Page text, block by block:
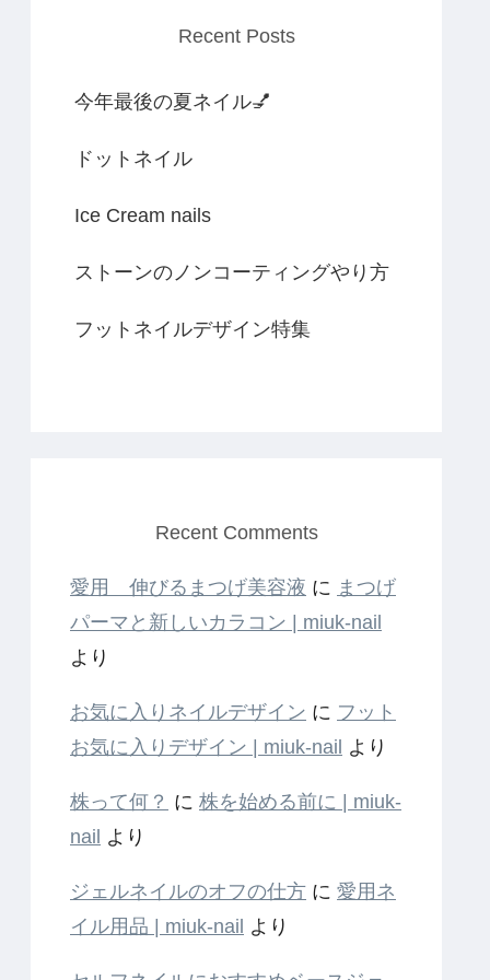
Recent Posts
今年最後の夏ネイル💅
ドットネイル
Ice Cream nails
ストーンのノンコーティングやり方
フットネイルデザイン特集
Recent Comments
愛用 伸びるまつげ美容液 に まつげ
パーマと新しいカラコン | miuk-nail
より
お気に入りネイルデザイン に フット
お気に入りデザイン | miuk-nail より
株って何？ に 株を始める前に | miuk-
nail より
ジェルネイルのオフの仕方 に 愛用ネ
イル用品 | miuk-nail より